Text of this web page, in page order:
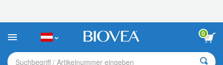
Sie:
Website
ein
0
Suchbegriff / Artikelnummer eingeben